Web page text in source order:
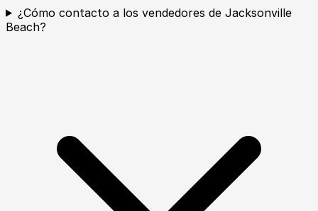
¿Cómo contacto a los vendedores de Jacksonville
Beach?